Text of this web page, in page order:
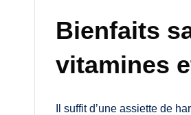
Bienfaits
vitamines
Il suffit d’une assiette de